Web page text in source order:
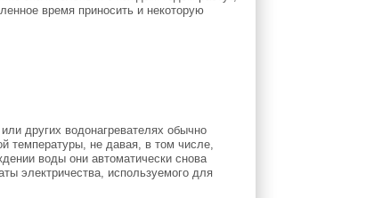
время приносить и некоторую
других водонагревателях обычно
температуры, не давая, в том числе,
воды они автоматически снова
электричества, используемого для